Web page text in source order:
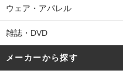
ウェア・アパレル
雑誌・DVD
メーカーから探す